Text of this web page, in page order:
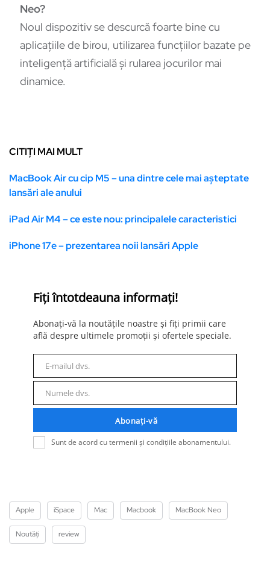
Neo?
Noul dispozitiv se descurcă foarte bine cu
aplicațiile de birou, utilizarea funcțiilor bazate pe
inteligență artificială și rularea jocurilor mai
dinamice.
CITIȚI MAI MULT
MacBook Air cu cip M5 – una dintre cele mai așteptate
lansări ale anului
iPad Air M4 – ce este nou: principalele caracteristici
iPhone 17e – prezentarea noii lansări Apple
Fiți întotdeauna informați!
Abonați-vă la noutățile noastre și fiți primii care
află despre ultimele promoții și ofertele speciale.
mail
E-mailul dvs.
Numele dvs.
Abonați-vă
Sunt de acord cu termenii și condițiile abonamentului.
Apple iSpace Mac Macbook MacBook Neo
Noutăți review